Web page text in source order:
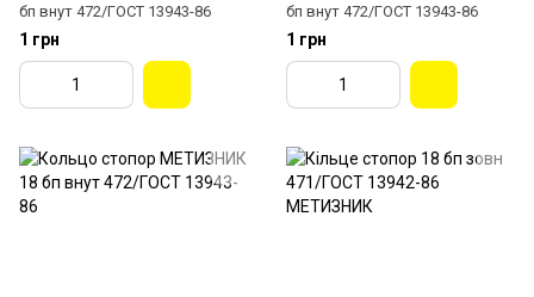
бп внут 472/ГОСТ 13943-86
1 грн
бп внут 472/ГОСТ 13943-86
1 грн